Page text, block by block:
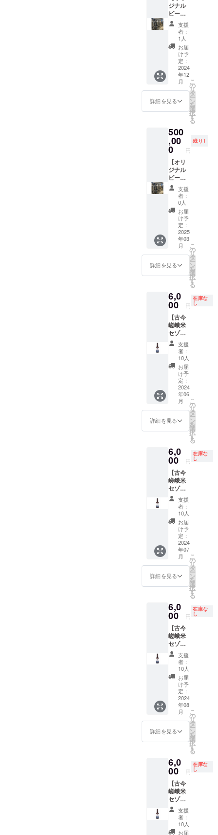
リエス
テル
65％、
綿 35％
サイ
ズ： S
身丈67
身巾51
M 身丈
70 身巾
54 L 身
丈73 身
巾57 XL
身丈76
身巾60
特性や
生産の
過程に
よっ
て、表
記サイ
ズより
誤差が
生じま
す。あ
らかじ
めご了
承くだ
さい。
ジナル
ビール
命名権
を買っ
て応援
プラ
ン】 今
後弊社
で製造
するオ
リジナ
ルビー
ル1種類
の商品
名を命
いただ
きま
す。 ※
ご来店
時には
オリジ
ナル
ビール
飲放題
（ご本
人の
み） ※
最低製
造数量
は1仕込
みで
165L-
195L程
度（15L
樽で11
13樽）
※ビール
は以下
弊社醸
造所併
設パブ
でドラ
フトで
販売
店名：
京都嵐
山ブル
ワリー
三条醸
造所
住所：
京都市
る恵比
須町
534-33
HP：
https://
kyoto-
arashiy
amabre
wery.co
m 営
業時
間：
月、
火、
木、金
曜日 15
時-22時
/ 土、日
※提供時
期は
2024年
12月末
までで
す。 ※
商品名
につい
て ・公
序良俗
に従
い、
ビール
商品名
として
しくな
い場合
いしま
す。 ・
メ
ニュー
その他
必要な
媒体で
表記で
きる文
支援
者：
1人
お届
け予
定：
2024
年12
月
詳細を見る
こ
の
リ
タ
ー
ン
を
選
択
す
る
500
,00
0 円
残り1
【オリ
ジナル
ビール
製造し
て応援
プラ
ン・京
都市内
飲食店
様専
用】 ご
希望の
フレー
バーと
スタイ
ルでオ
ルビー
ルを製
造し15L
樽で提
供しま
す。 ※
製造
量：
最終出
来上が
り数量
は11樽
から13
樽の見
込み
（165L-
195L程
空冷
サー
バー、S
タイプ
のディ
ズペン
スヘッ
ドが必
要 ※打
合わ
せ：弊
社醸造
所、ま
たは
Zoom ※
提供範
囲：京
で配達
しま
す。 ※
樽返
却：
弊社醸
造所ま
で返却
をお願
いしま
す。 ※
消費期
限：製
造後
６ヶ月
提供時
期：
※提供時
期は、
打合
せ、レ
シピ開
発、必
要な原
材料の
調達、
支援
者：
0人
お届
け予
定：
2025
年03
月
詳細を見る
こ
の
リ
タ
ー
ン
を
選
択
す
る
6,0
00 円
在庫な
し
【古今
嵯峨米
セゾン
を買っ
て応
援・プ
ラン
1】 古
今嵯峨
米セゾ
330ml 4
本 お礼
のメッ
セージ
※原材料
加物等
の食品
表示は
お届け
商品の
ラベル
に表記
されま
す。 商
品開封
前には
必ずお
届けの
リター
ンに貼
付され
たラベ
認くだ
さい。
※アル
コール
度数
5.0% ※
要冷蔵
※20歳未
満の者
による
飲酒は
法令で
禁止さ
れてい
ます。
20歳未
満の方
択でき
ませ
ん。
支援
者：
10人
お届
け予
定：
2024
年06
月
詳細を見る
こ
の
リ
タ
ー
ン
を
選
択
す
る
6,0
00 円
在庫な
し
【古今
嵯峨米
セゾン
を買っ
て応
援・プ
ラン
2】 古
今嵯峨
米セゾ
330ml 4
本 お礼
のメッ
セージ
※原材料
加物等
の食品
表示は
お届け
商品の
ラベル
に表記
されま
す。 商
品開封
前には
必ずお
届けの
リター
ンに貼
付され
たラベ
認くだ
さい。
※アル
コール
度数
5.0% ※
要冷蔵
※20歳未
満の者
による
支援
者：
10人
お届
け予
定：
2024
年07
月
詳細を見る
こ
の
リ
タ
ー
ン
を
選
択
す
る
6,0
00 円
在庫な
し
【古今
嵯峨米
セゾン
を買っ
て応
援・プ
ラン
3】 古
今嵯峨
米セゾ
330ml 4
本 お礼
のメッ
セージ
※原材料
加物等
の食品
表示は
お届け
商品の
ラベル
に表記
されま
す。 商
品開封
支援
者：
10人
お届
け予
定：
2024
年08
月
詳細を見る
こ
の
リ
タ
ー
ン
を
選
択
す
る
6,0
00 円
在庫な
し
【古今
嵯峨米
セゾン
を買っ
て応
援・プ
ラン
支援
者：
10人
お届